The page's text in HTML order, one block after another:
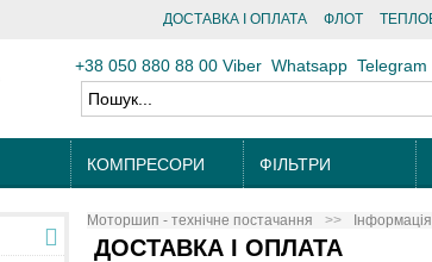
ДОСТАВКА І ОПЛАТА ФЛОТ
+38 050 880 88 00 Viber Whatsapp Telegram
КОМПРЕСОРИ ФІЛЬТРИ
Моторшип - технічне постачання Інформація
ДОСТАВКА І ОПЛАТА